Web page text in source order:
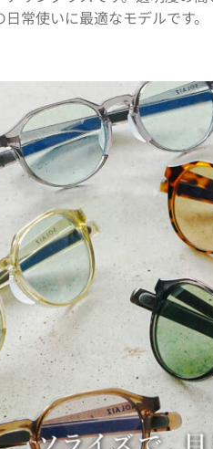
常使いに最適なモデルです。